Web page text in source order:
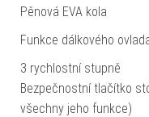
Pěnová EVA kola
Funkce dálkového
3 rychlostní stupně
Bezpečnostní tlačítko
všechny jeho funkce)